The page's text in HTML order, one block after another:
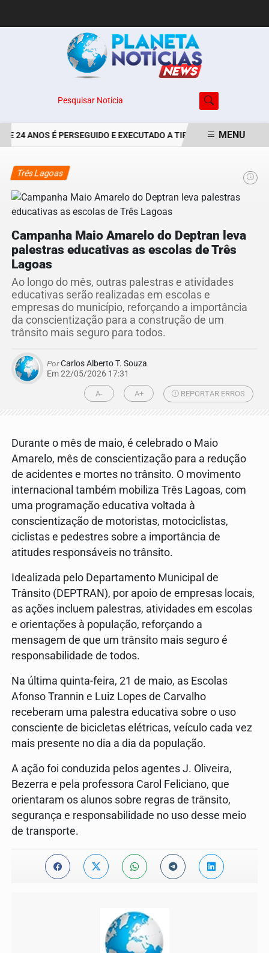
Pesquisar Notícia
24 ANOS É PERSEGUIDO E EXECUTADO A TIROS NO BAIRRO
MENU
Três Lagoas
Campanha Maio Amarelo do Deptran leva
palestras educativas as escolas de Três
Lagoas
Ao longo do mês, outras palestras e atividades
educativas serão realizadas em escolas e
empresas do município, reforçando a importância
da conscientização para a construção de um
trânsito mais seguro para todos.
PorCarlos Alberto T. Souza
Em 22/05/2026 17:31
A- A+ REPORTAR ERROS
Durante o mês de maio, é celebrado o Maio
Amarelo, mês de conscientização para a redução
de acidentes e mortes no trânsito. O movimento
internacional também mobiliza Três Lagoas, com
uma programação educativa voltada à
conscientização de motoristas, motociclistas,
ciclistas e pedestres sobre a importância de
atitudes responsáveis no trânsito.
Idealizada pelo Departamento Municipal de
Trânsito (DEPTRAN), por apoio de empresas locais,
as ações incluem palestras, atividades em escolas
e orientações à população, reforçando a
mensagem de que um trânsito mais seguro é
responsabilidade de todos.
Na última quinta-feira, 21 de maio, as Escolas
Afonso Trannin e Luiz Lopes de Carvalho
receberam uma palestra educativa sobre o uso
consciente de bicicletas elétricas, veículo cada vez
mais presente no dia a dia da população.
A ação foi conduzida pelos agentes J. Oliveira,
Bezerra e pela professora Carol Feliciano, que
orientaram os alunos sobre regras de trânsito,
segurança e responsabilidade no uso desse meio
de transporte.